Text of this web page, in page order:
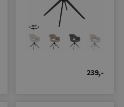
239,-